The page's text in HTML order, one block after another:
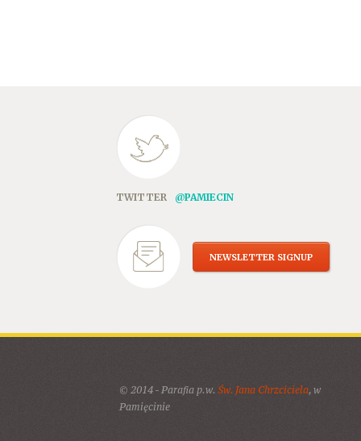
TWITTER @PAMIECIN
NEWSLETTER SIGNUP
© 2014 - Parafia p.w. Św. Jana Chrzciciela, w
Pamięcinie